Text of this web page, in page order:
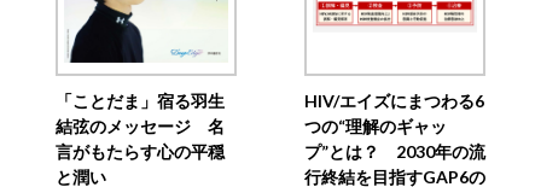
「ことだま」宿る羽生
結弦のメッセージ 名
言がもたらす心の平穏
と潤い
HIV/エイズにまつわる6
つの“理解のギャッ
プ”とは？ 2030年の流
行終結を目指すGAP6の